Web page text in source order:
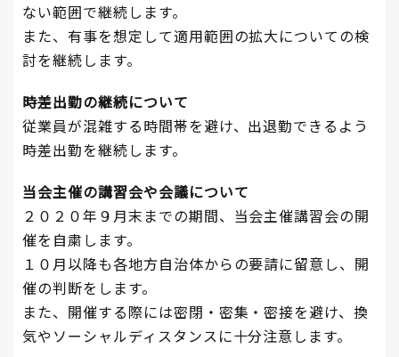
ない範囲で継続します。
また、有事を想定して適用範囲の拡大についての検
討を継続します。
時差出勤の継続について
従業員が混雑する時間帯を避け、出退勤できるよう
時差出勤を継続します。
当会主催の講習会や会議について
２０２０年９月末までの期間、当会主催講習会の開
催を自粛します。
１０月以降も各地方自治体からの要請に留意し、開
催の判断をします。
また、開催する際には密閉・密集・密接を避け、換
気やソーシャルディスタンスに十分注意します。